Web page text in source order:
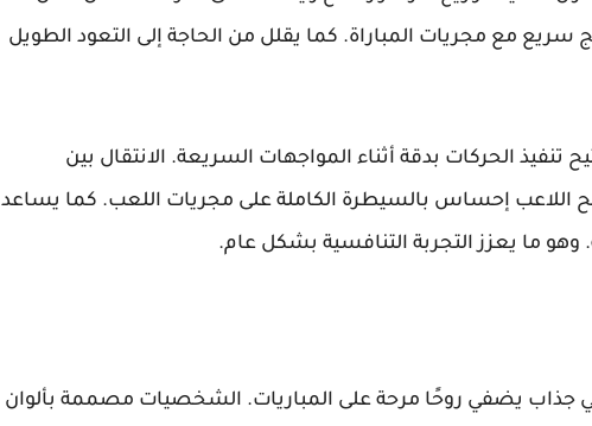
مع مجريات المباراة. كما يقلل من الحاجة إلى التعود الطويل
الحركات بدقة أثناء المواجهات السريعة. الانتقال بين
اللاعب إحساس بالسيطرة الكاملة على مجريات اللعب. كما يساعد
وهو ما يعزز التجربة التنافسية بشكل عام.
جذاب يضفي روحًا مرحة على المباريات. الشخصيات مصممة بألوان